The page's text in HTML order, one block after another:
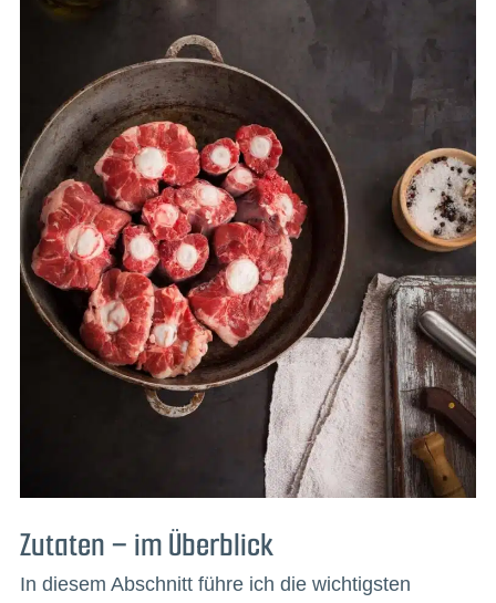
Zutaten – im Überblick
In diesem Abschnitt führe ich die wichtigsten